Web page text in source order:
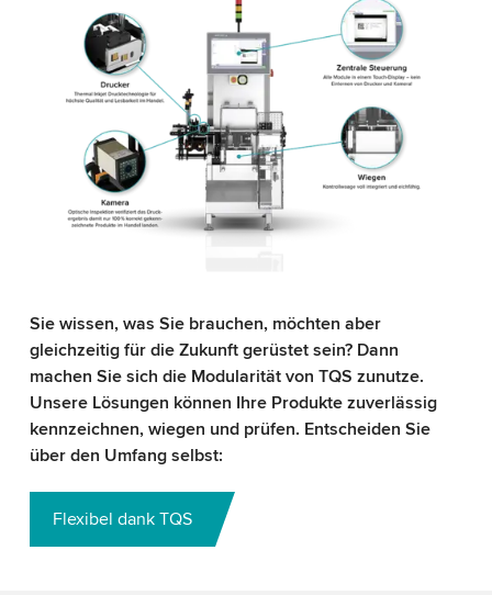
Sie wissen, was Sie brauchen, möchten aber
gleichzeitig für die Zukunft gerüstet sein? Dann
machen Sie sich die Modularität von TQS zunutze.
Unsere Lösungen können Ihre Produkte zuverlässig
kennzeichnen, wiegen und prüfen. Entscheiden Sie
über den Umfang selbst:
Flexibel dank TQS